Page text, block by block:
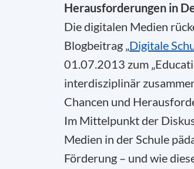
Herausforderungen in
Die digitalen Medien
Blogbeitrag „Digitale
01.07.2013 zum
interdisziplinär
Chancen und
Im Mittelpunkt der
Medien in der Schule
Förderung – und wie